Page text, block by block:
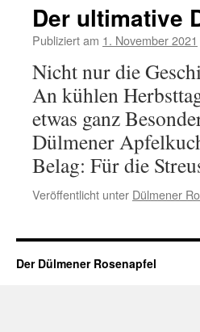
Der ultimative
Publiziert am 1. November 2021
Nicht nur die
An kühlen
etwas ganz
Dülmener
Belag: Für die
Veröffentlicht unter Dülmener
Der Dülmener Rosenapfel